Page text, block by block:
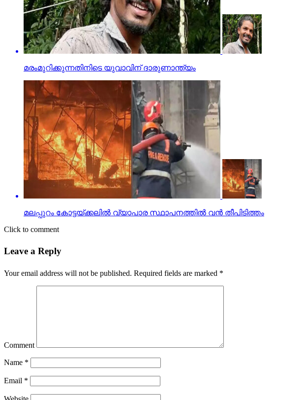
മരംമുറിക്കുന്നതിനിടെ യുവാവിന് ദാരുണാന്ത്യം
മലപ്പുറം കോട്ടയ്ക്കലില്‍ വ്യാപാര സ്ഥാപനത്തില്‍ വന്‍ തീപിടിത്തം
Click to comment
Leave a Reply
Your email address will not be published. Required fields are marked *
Comment
Name *
Email *